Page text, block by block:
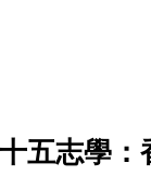
五志學：